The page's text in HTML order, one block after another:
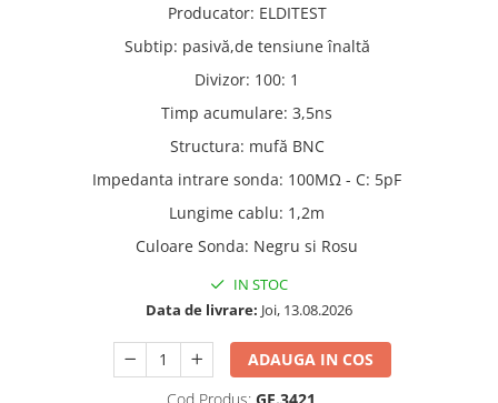
Osciloscoape TELEDYNE LECROY
Osciloscoape UNI-T
Producator: ELDITEST
Subtip: pasivă,de tensiune înaltă
Divizor: 100: 1
Timp acumulare: 3,5ns
Structura: mufă BNC
Impedanta intrare sonda: 100MΩ - C: 5pF
Lungime cablu: 1,2m
Culoare Sonda: Negru si Rosu
IN STOC
Data de livrare: Joi, 13.08.2026
ADAUGA IN COS